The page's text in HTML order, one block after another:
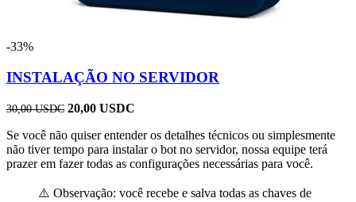
-33%
INSTALAÇÃO NO SERVIDOR
30,00USDC O
original
era:
30,00 USDC.
20,00 USDC
atual
é:
20,00 USDC.
Se você não quiser entender os detalhes técnicos ou simplesmente
não tiver tempo para instalar o bot no servidor, nossa equipe terá
prazer em fazer todas as configurações necessárias para você.
⚠️ Observação: você recebe e salva todas as chaves de